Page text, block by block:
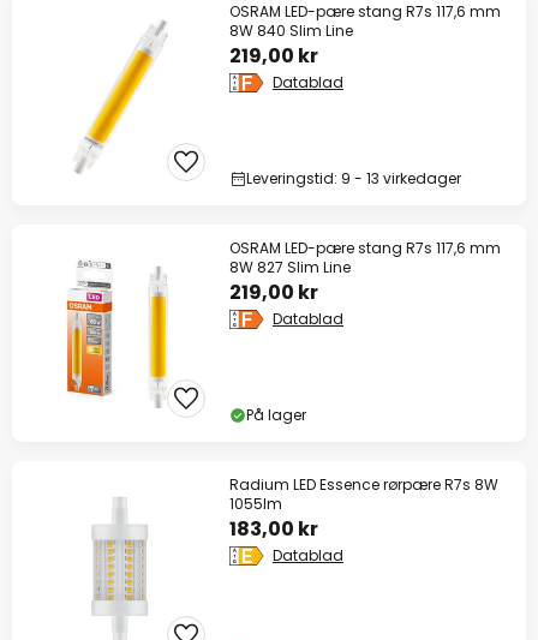
OSRAM LED-pære stang R7s 117,6 mm
8W 840 Slim Line
219,00 kr
Datablad
Leveringstid: 9 - 13 virkedager
OSRAM LED-pære stang R7s 117,6 mm
8W 827 Slim Line
219,00 kr
Datablad
På lager
Radium LED Essence rørpære R7s 8W
1055lm
183,00 kr
Datablad